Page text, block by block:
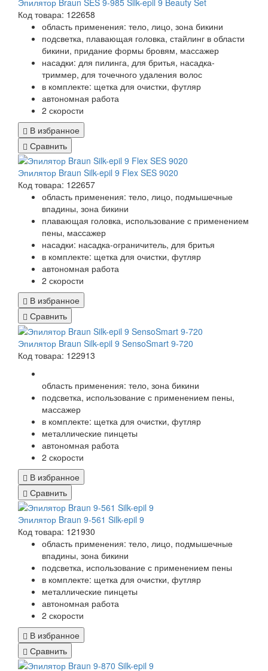
Код товара: 122658
область применения: тело, лицо, зона бикини
подсветка, плавающая головка, стайлинг в области
бикини, придание формы бровям, массажер
насадки: для пилинга, для бритья, насадка-
триммер, для точечного удаления волос
в комплекте: щетка для очистки, футляр
автономная работа
2 скорости
В избранное
Сравнить
Эпилятор Braun Silk-epil 9 Flex SES 9020
Код товара: 122657
область применения: тело, лицо, подмышечные
впадины, зона бикини
плавающая головка, использование с применением
пены, массажер
насадки: насадка-ограничитель, для бритья
в комплекте: щетка для очистки, футляр
автономная работа
2 скорости
В избранное
Сравнить
Эпилятор Braun Silk-epil 9 SensoSmart 9-720
Код товара: 122913
область применения: тело, зона бикини
подсветка, использование с применением пены,
массажер
в комплекте: щетка для очистки, футляр
металлические пинцеты
автономная работа
2 скорости
В избранное
Сравнить
Эпилятор Braun 9-561 Silk-epil 9
Код товара: 121930
область применения: тело, лицо, подмышечные
впадины, зона бикини
подсветка, использование с применением пены
в комплекте: щетка для очистки, футляр
металлические пинцеты
автономная работа
2 скорости
В избранное
Сравнить